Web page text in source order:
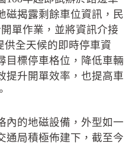
磁揭露剩餘車位資訊，民
單作業，並將資訊介接
供全天候的即時停車資
目標停車格位，降低車輛
提升開單效率，也提高車
內的地磁設備，外型如一
通局積極佈建下，截至今